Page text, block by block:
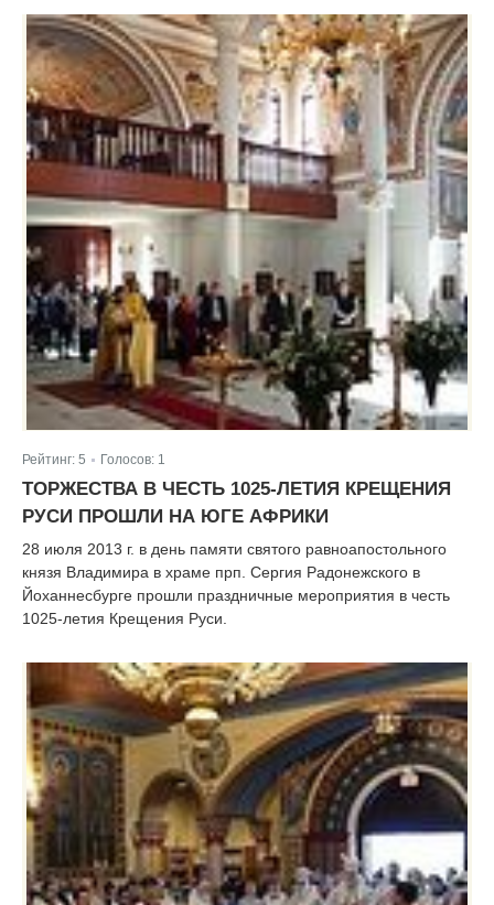
Рейтинг: 5 Голосов: 1
ТОРЖЕСТВА В ЧЕСТЬ 1025-ЛЕТИЯ КРЕЩЕНИЯ
РУСИ ПРОШЛИ НА ЮГЕ АФРИКИ
28 июля 2013 г. в день памяти святого равноапостольного
князя Владимира в храме прп. Сергия Радонежского в
Йоханнесбурге прошли праздничные мероприятия в честь
1025-летия Крещения Руси.